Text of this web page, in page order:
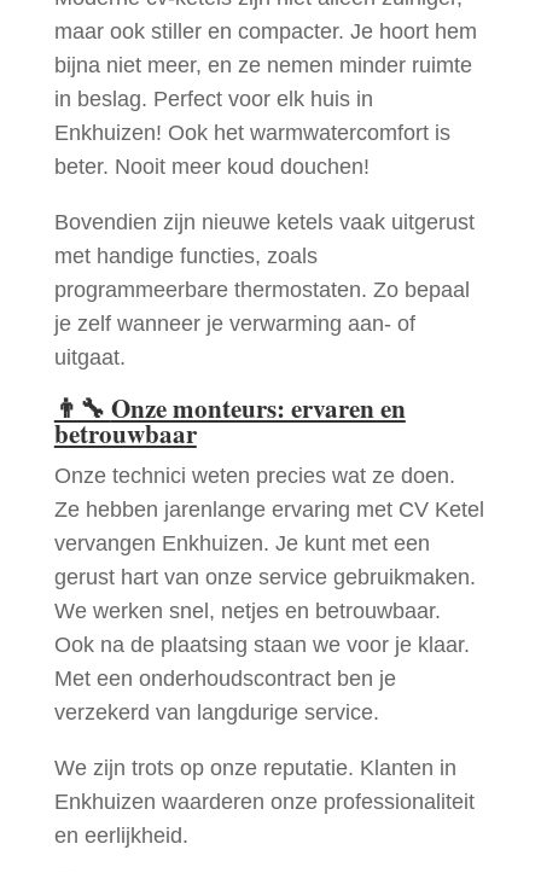
maar ook stiller en compacter. Je hoort hem
bijna niet meer, en ze nemen minder ruimte
in beslag. Perfect voor elk huis in
Enkhuizen! Ook het warmwatercomfort is
beter. Nooit meer koud douchen!
Bovendien zijn nieuwe ketels vaak uitgerust
met handige functies, zoals
programmeerbare thermostaten. Zo bepaal
je zelf wanneer je verwarming aan- of
uitgaat.
👨‍🔧 Onze monteurs: ervaren en
betrouwbaar
Onze technici weten precies wat ze doen.
Ze hebben jarenlange ervaring met CV Ketel
vervangen Enkhuizen. Je kunt met een
gerust hart van onze service gebruikmaken.
We werken snel, netjes en betrouwbaar.
Ook na de plaatsing staan we voor je klaar.
Met een onderhoudscontract ben je
verzekerd van langdurige service.
We zijn trots op onze reputatie. Klanten in
Enkhuizen waarderen onze professionaliteit
en eerlijkheid.